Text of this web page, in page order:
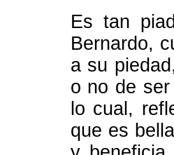
Es tan
Bernardo,
a su
o no de
lo cual,
que es